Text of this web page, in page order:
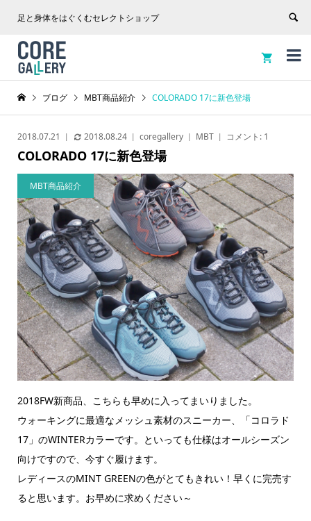
足と身体をはぐくむセレクトショップ


ブログ MBT商品紹介 COLORADO 17に新色登場
2018.07.21 2018.08.24 coregallery MBT コメント: 1
COLORADO 17に新色登場
MBT商品紹介
2018FW新商品、こちらも早めに入ってまいりました。
ウォーキングに最適なメッシュ素材のスニーカー、「コロラド
17」のWINTERカラーです。といっても仕様はオールシーズン
向けですので、今すぐ履けます。
レディースのMINT GREENの色がとてもきれい！早くに完売す
ると思います。お早めに求めください～